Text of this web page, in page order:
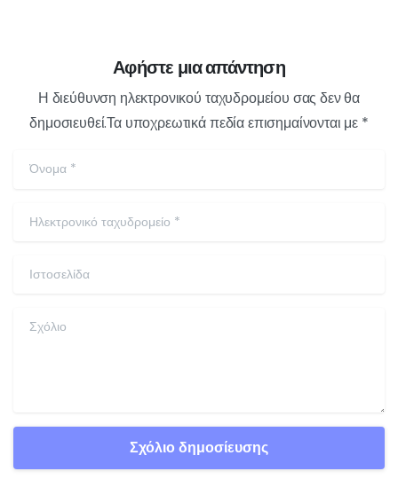
Αφήστε μια απάντηση
Η διεύθυνση ηλεκτρονικού ταχυδρομείου σας δεν θα
δημοσιευθεί.Τα υποχρεωτικά πεδία επισημαίνονται με *
Όνομα
Ηλεκτρονικό ταχυδρομείο *
Ιστοσελίδα
Σχόλιο